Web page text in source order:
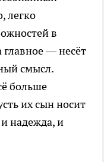
легко
в
— несёт
смысл.
больше
их сын носит
надежда, и